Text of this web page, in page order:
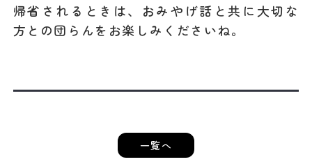
帰省されるときは、おみやげ話と共に大切な
方との団らんをお楽しみくださいね。
一覧へ